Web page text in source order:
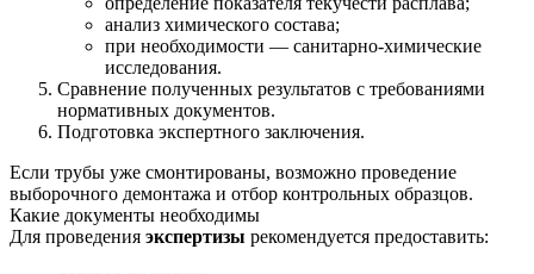
анализ химического состава;
при необходимости — санитарно-химические
исследования.
Сравнение полученных результатов с требованиями
нормативных документов.
Подготовка экспертного заключения.
Если трубы уже смонтированы, возможно проведение
выборочного демонтажа и отбор контрольных образцов.
Какие документы необходимы
Для проведения экспертизы рекомендуется предоставить: